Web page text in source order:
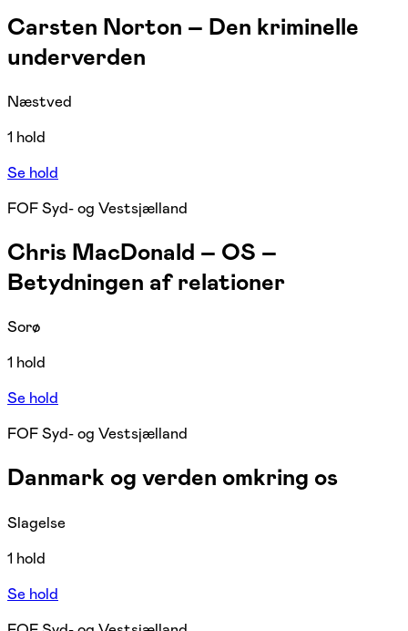
Carsten Norton – Den kriminelle
underverden
Næstved
1 hold
Se hold
FOF Syd- og Vestsjælland
Chris MacDonald – OS –
Betydningen af relationer
Sorø
1 hold
Se hold
FOF Syd- og Vestsjælland
Danmark og verden omkring os
Slagelse
1 hold
Se hold